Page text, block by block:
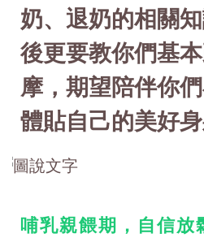
奶、退奶的相關
後更要教你們基
摩，期望陪伴你
體貼自己的美好身
哺乳親餵期，自信放